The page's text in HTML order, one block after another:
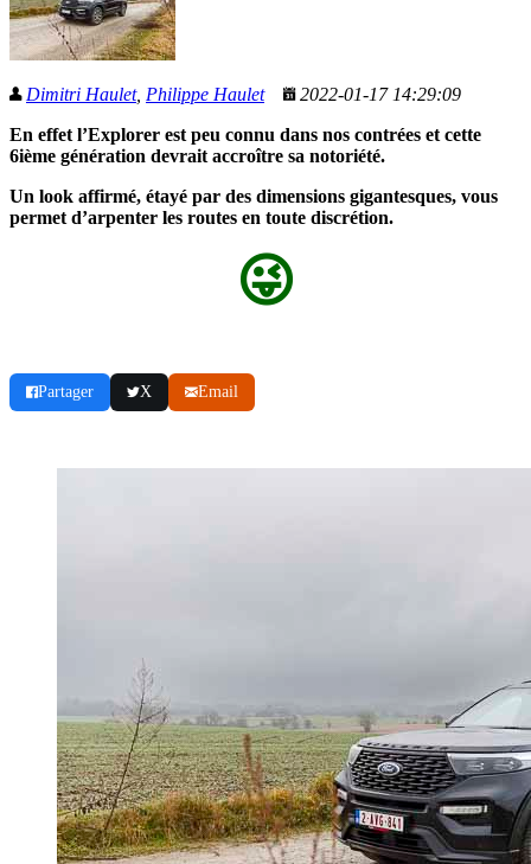
Dimitri Haulet, Philippe Haulet
2022-01-17 14:29:09
En effet l’Explorer est peu connu dans nos contrées et cette
6ième génération devrait accroître sa notoriété.
Un look affirmé, étayé par des dimensions gigantesques, vous
permet d’arpenter les routes en toute discrétion.
😜
Partager X Email